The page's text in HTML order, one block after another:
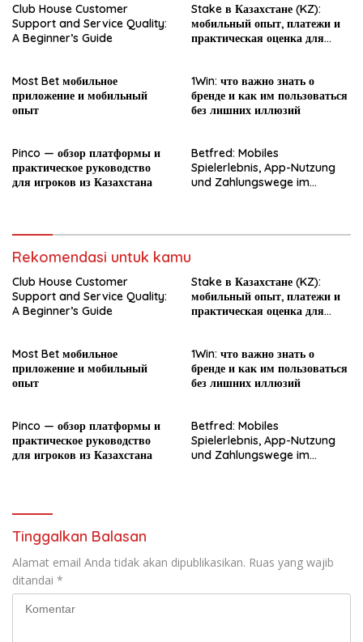
Club House Customer
Support and Service Quality:
A Beginner’s Guide
Stake в Казахстане (KZ):
мобильный опыт, платежи и
практическая оценка для
Most Bet мобильное
приложение и мобильный
опыт
1Win: что важно знать о
бренде и как им пользоваться
без лишних иллюзий
Pinco — обзор платформы и
практическое руководство
для игроков из Казахстана
Betfred: Mobiles
Spielerlebnis, App-Nutzung
und Zahlungswege im
Rekomendasi untuk kamu
Club House Customer
Support and Service Quality:
A Beginner’s Guide
Stake в Казахстане (KZ):
мобильный опыт, платежи и
практическая оценка для
Most Bet мобильное
приложение и мобильный
опыт
1Win: что важно знать о
бренде и как им пользоваться
без лишних иллюзий
Pinco — обзор платформы и
практическое руководство
для игроков из Казахстана
Betfred: Mobiles
Spielerlebnis, App-Nutzung
und Zahlungswege im
Tinggalkan Balasan
Alamat email Anda tidak akan dipublikasikan. Ruas yang wajib
ditandai *